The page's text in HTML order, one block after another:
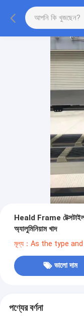
Heald Frame টেক্সটাইল
অ্যালুমিনিয়াম খাদ
মূল্য：As the type
ভালো দাম
পণ্যের বর্ণনা